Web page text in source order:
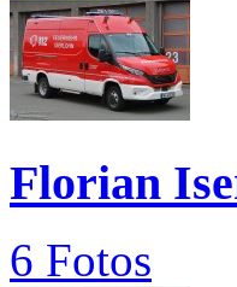
Florian
6 Fotos